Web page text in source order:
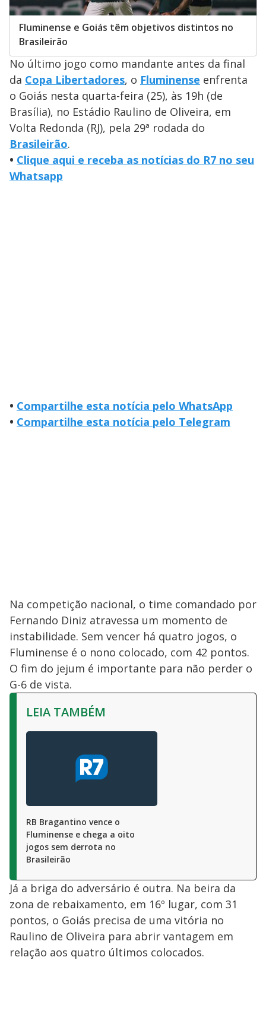
Fluminense e Goiás têm objetivos distintos no
Brasileirão
No último jogo como mandante antes da final
da Copa Libertadores, o Fluminense enfrenta
o Goiás nesta quarta-feira (25), às 19h (de
Brasília), no Estádio Raulino de Oliveira, em
Volta Redonda (RJ), pela 29ª rodada do
Brasileirão.
• Clique aqui e receba as notícias do R7 no seu
Whatsapp
• Compartilhe esta notícia pelo WhatsApp
• Compartilhe esta notícia pelo Telegram
Na competição nacional, o time comandado por
Fernando Diniz atravessa um momento de
instabilidade. Sem vencer há quatro jogos, o
Fluminense é o nono colocado, com 42 pontos.
O fim do jejum é importante para não perder o
G-6 de vista.
LEIA TAMBÉM
RB Bragantino vence o
Fluminense e chega a oito
jogos sem derrota no
Brasileirão
Já a briga do adversário é outra. Na beira da
zona de rebaixamento, em 16º lugar, com 31
pontos, o Goiás precisa de uma vitória no
Raulino de Oliveira para abrir vantagem em
relação aos quatro últimos colocados.